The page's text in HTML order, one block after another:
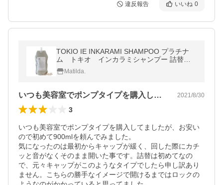
違反報告 いいね 0
TOKIO IE INKARAMI SHAMPOO プラチナ
ム トキオ インカラミシャンプー 詰替え 9
00mlMatilda.
いつも美容室でポンプタイプを購入してま… 2021/8/30
3
いつも美容室でポンプタイプを購入してましたが、お安い
ので初めて900mlを頼んでみました。
気になったのは最初からキャップが緩く、回した際にカチ
ッと音がなくそのまま開いた事です。詰替は初めてなの
で、元々キャップがこのようなタイプでしたら申し訳あり
ません。こちらの勝手なイメージで開けるまではロックの